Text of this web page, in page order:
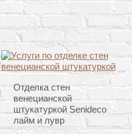
Отделка стен
венецианской
штукатуркой Senideco
лайм и лувр